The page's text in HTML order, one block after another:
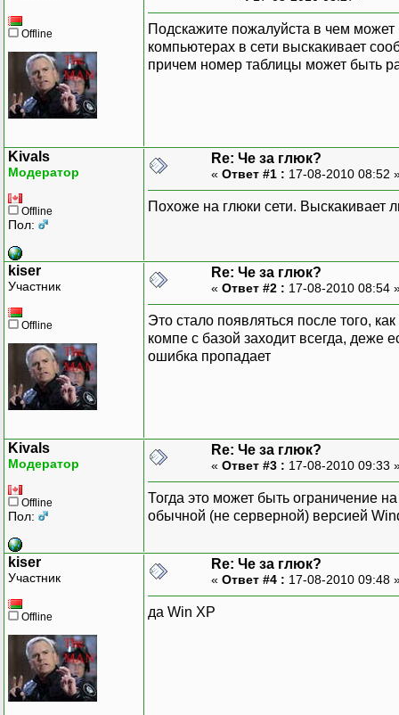
Offline
Подскажите пожалуйста в чем
компьютерах в сети выскакивает
причем номер таблицы может быть
Kivals
Модератор
Offline
Пол:
Re: Че за глюк?
« Ответ #1 : 17-08-2010 08:52
Похоже на глюки сети. Выскакивает
kiser
Участник
Offline
Re: Че за глюк?
« Ответ #2 : 17-08-2010 08:54
Это стало появляться после того,
компе с базой заходит всегда, деже
ошибка пропадает
Kivals
Модератор
Offline
Пол:
Re: Че за глюк?
« Ответ #3 : 17-08-2010 09:33
Тогда это может быть ограничение
обычной (не серверной) версией
kiser
Участник
Offline
Re: Че за глюк?
« Ответ #4 : 17-08-2010 09:48
да Win XP